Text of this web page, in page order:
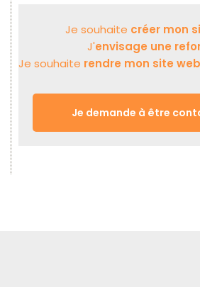
Je souhaite créer mon
J'envisage une
Je souhaite rendre mon site
Je demande à être